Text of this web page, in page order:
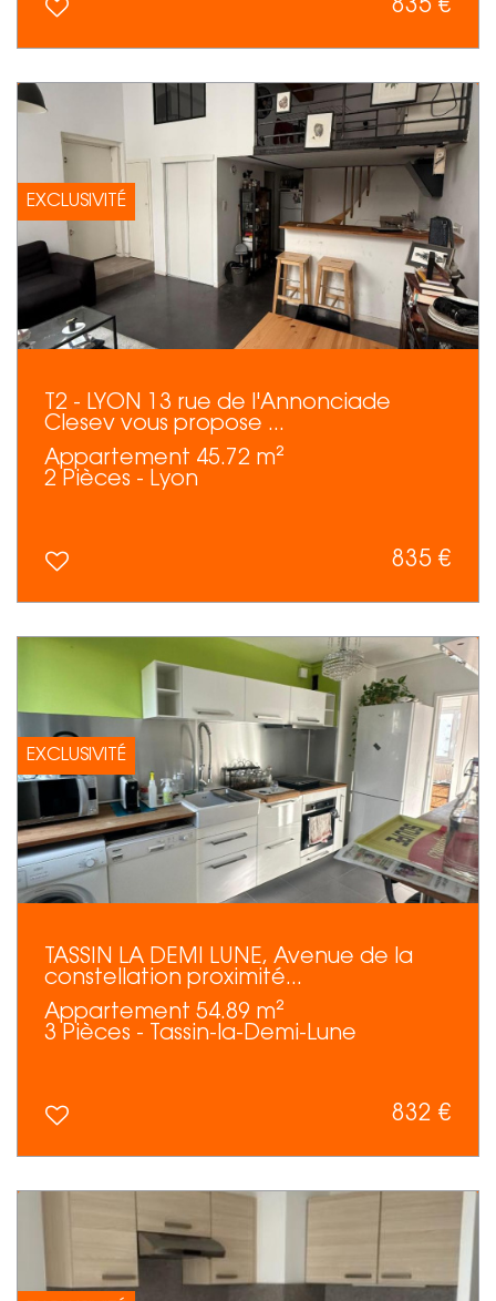
835 €
EXCLUSIVITÉ
T2 - LYON 13 rue de l'Annonciade
Clesev vous propose ...
Appartement 45.72 m²
2 Pièces - Lyon
835 €
EXCLUSIVITÉ
TASSIN LA DEMI LUNE, Avenue de la
constellation proximité...
Appartement 54.89 m²
3 Pièces - Tassin-la-Demi-Lune
832 €